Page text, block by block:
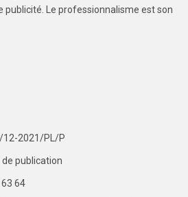
publicité. Le professionnalisme est son
12-2021/PL/P
de publication
64